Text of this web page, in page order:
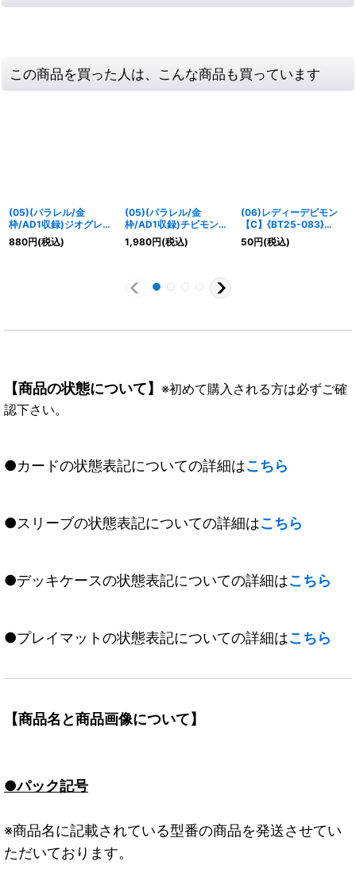
この商品を買った人は、こんな商品も買っています
(05)(パラレル/金
枠/AD1収録)ジオグレイ
モン【C-P】{BT21-
042}《多》
880円(税込)
(05)(パラレル/金
枠/AD1収録)チビモン
【U-P】{BT12-002}
《青》
1,980円(税込)
(06)レディーデビモン
【C】{BT25-083}
《紫》
50円(税込)
【商品の状態について】 ※初めて購入される方は必ずご確
認下さい。
●カードの状態表記についての詳細はこちら
●スリーブの状態表記についての詳細はこちら
●デッキケースの状態表記についての詳細はこちら
●プレイマットの状態表記についての詳細はこちら
【商品名と商品画像について】
●パック記号
※商品名に記載されている型番の商品を発送させてい
ただいております。